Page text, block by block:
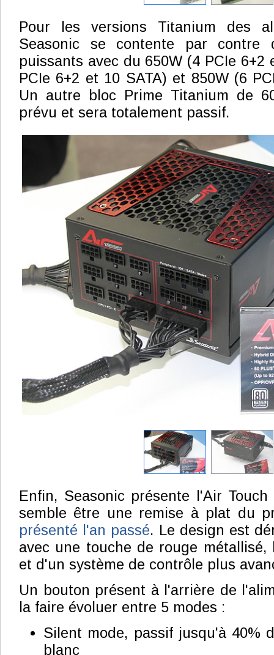
Pour les versions Titanium des
Seasonic se contente par contre
puissants avec du 650W (4 PCIe 6+2
PCIe 6+2 et 10 SATA) et 850W (6
Un autre bloc Prime Titanium de
prévu et sera totalement passif.
Enfin, Seasonic présente l'Air
semble être une remise à plat du
présenté l'an passé. Le design est
avec une touche de rouge métallisé,
et d'un système de contrôle plus
Un bouton présent à l'arrière de
la faire évoluer entre 5 modes :
Silent mode, passif jusqu'à 40%
blanc